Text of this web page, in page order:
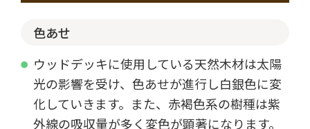
色あせ
ウッドデッキに使用している天然木材は太陽
光の影響を受け、色あせが進行し白銀色に変
化していきます。また、赤褐色系の樹種は紫
外線の吸収量が多く変色が顕著になります。